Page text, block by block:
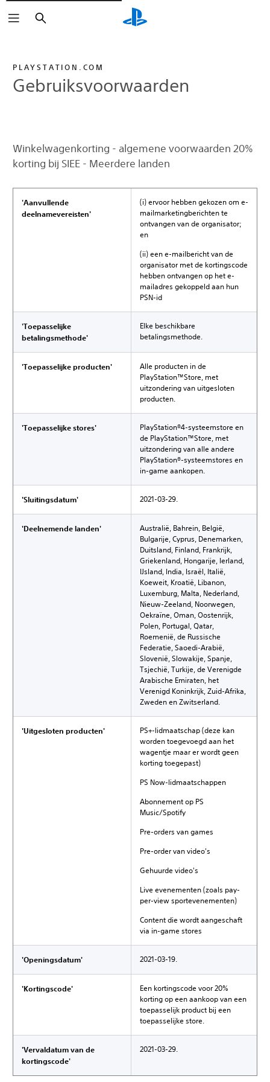
Zoeken
PLAYSTATION.COM
Gebruiksvoorwaarden
Winkelwagenkorting - algemene voorwaarden 20%
korting bij SIEE - Meerdere landen
'Aanvullende
deelnamevereisten'
(i) ervoor hebben gekozen om e-
mailmarketingberichten te
ontvangen van de organisator;
en
(ii) een e-mailbericht van de
organisator met de kortingscode
hebben ontvangen op het e-
mailadres gekoppeld aan hun
PSN-id
'Toepasselijke
betalingsmethode'
Elke beschikbare
betalingsmethode.
'Toepasselijke producten'
Alle producten in de
PlayStation™Store, met
uitzondering van uitgesloten
producten.
'Toepasselijke stores'
PlayStation®4-systeemstore en
de PlayStation™Store, met
uitzondering van alle andere
PlayStation®-systeemstores en
in-game aankopen.
'Sluitingsdatum' 2021-03-29.
'Deelnemende landen'
Australië, Bahrein, België,
Bulgarije, Cyprus, Denemarken,
Duitsland, Finland, Frankrijk,
Griekenland, Hongarije, Ierland,
IJsland, India, Israël, Italië,
Koeweit, Kroatië, Libanon,
Luxemburg, Malta, Nederland,
Nieuw-Zeeland, Noorwegen,
Oekraïne, Oman, Oostenrijk,
Polen, Portugal, Qatar,
Roemenië, de Russische
Federatie, Saoedi-Arabië,
Slovenië, Slowakije, Spanje,
Tsjechië, Turkije, de Verenigde
Arabische Emiraten, het
Verenigd Koninkrijk, Zuid-Afrika,
Zweden en Zwitserland.
'Uitgesloten producten'
PS+-lidmaatschap (deze kan
worden toegevoegd aan het
wagentje maar er wordt geen
korting toegepast)
PS Now-lidmaatschappen
Abonnement op PS
Music/Spotify
Pre-orders van games
Pre-order van video's
Gehuurde video's
Live evenementen (zoals pay-
per-view sportevenementen)
Content die wordt aangeschaft
via in-game stores
'Openingsdatum' 2021-03-19.
'Kortingscode'
Een kortingscode voor 20%
korting op een aankoop van een
toepasselijk product bij een
toepasselijke store.
'Vervaldatum van de
kortingscode'
2021-03-29.